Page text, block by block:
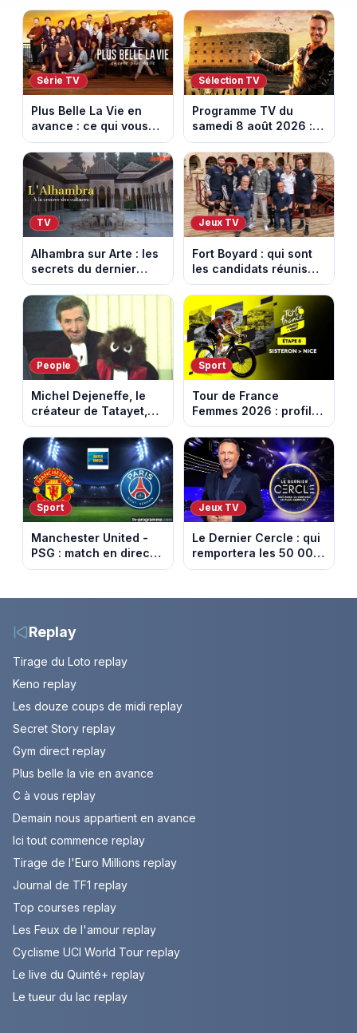
Série TV
Plus Belle La Vie en
avance : ce qui vous
attend la semaine du
10 au 14 août 2026
(spoiler)
Sélection TV
Programme TV du
samedi 8 août 2026 :
notre sélection pour
votre soirée télé
TV
Alhambra sur Arte : les
secrets du dernier
sultanat musulman
d’Espagne
Jeux TV
Fort Boyard : qui sont
les candidats réunis
par Cyril Féraud ce
samedi 8 août 2026 ?
People
Michel Dejeneffe, le
créateur de Tatayet,
est mort à 77 ans
Sport
Tour de France
Femmes 2026 : profil
et horaires de la 8e
étape entre Sisteron et
Nice
Sport
Manchester United -
PSG : match en direct
sur beIN Sports 1 à
Jeux TV
Le Dernier Cercle : qui
remportera les 50 000
euros face aux
Replay
Tirage du Loto replay
Keno replay
Les douze coups de midi replay
Secret Story replay
Gym direct replay
Plus belle la vie en avance
C à vous replay
Demain nous appartient en avance
Ici tout commence replay
Tirage de l'Euro Millions replay
Journal de TF1 replay
Top courses replay
Les Feux de l'amour replay
Cyclisme UCI World Tour replay
Le live du Quinté+ replay
Le tueur du lac replay